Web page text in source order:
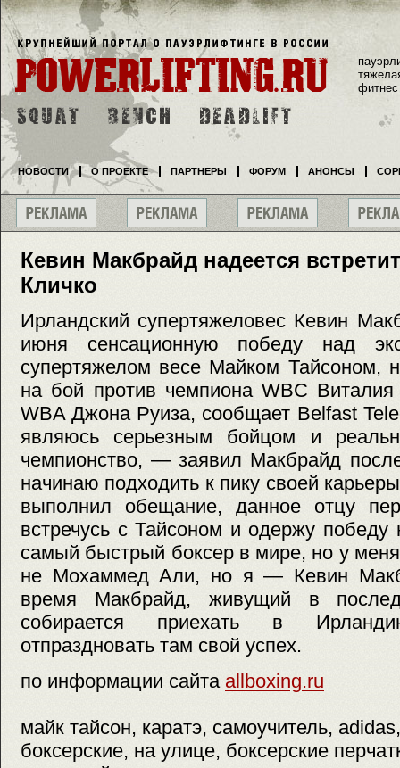
Кевин Макбрайд надеется
Кличко
Ирландский супертяжеловес Кевин
июня сенсационную победу над
супертяжелом весе Майком Тайсоном,
на бой против чемпиона WBC
WBA Джона Руиза, сообщает Belfast
являюсь серьезным бойцом и
чемпионство, — заявил Макбрайд
начинаю подходить к пику своей
выполнил обещание, данное отцу
встречусь с Тайсоном и одержу
самый быстрый боксер в мире, но у
не Мохаммед Али, но я — Кевин
время Макбрайд, живущий в
собирается приехать в
отпраздновать там свой успех.
по информации сайта allboxing.ru
майк тайсон, каратэ, самоучитель,
боксерские, на улице, боксерские
фитнес
НОВОСТИ О ПРОЕКТЕ ПАРТНЕРЫ ФОРУМ АНОНСЫ